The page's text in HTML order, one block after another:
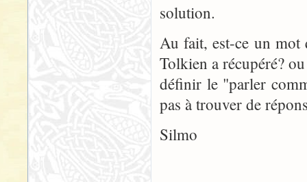
solution.
Au fait, est-ce un mot
Tolkien a récupéré?
définir le "parler
pas à trouver de
Silmo